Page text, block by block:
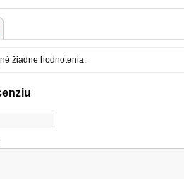
žiadne hodnotenia.